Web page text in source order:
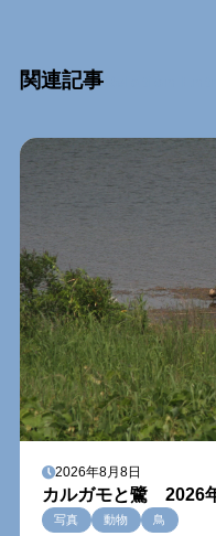
関連記事Relation
2026年8月8日
カルガモと鷺 2026
写真 動物 鳥